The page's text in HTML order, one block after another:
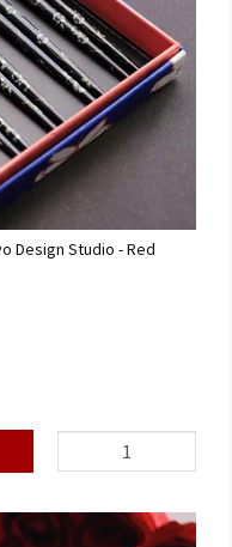
Design Studio - Red